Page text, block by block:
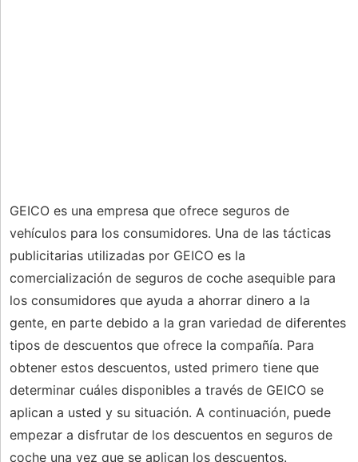
GEICO es una empresa que ofrece seguros de
vehículos para los consumidores. Una de las tácticas
publicitarias utilizadas por GEICO es la
comercialización de seguros de coche asequible para
los consumidores que ayuda a ahorrar dinero a la
gente, en parte debido a la gran variedad de diferentes
tipos de descuentos que ofrece la compañía. Para
obtener estos descuentos, usted primero tiene que
determinar cuáles disponibles a través de GEICO se
aplican a usted y su situación. A continuación, puede
empezar a disfrutar de los descuentos en seguros de
coche una vez que se aplican los descuentos.